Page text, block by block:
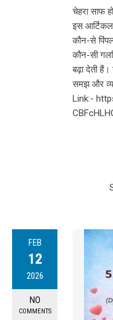
चेहरा साफ
इस
कौन-से
कौन-सी
बढ़ा देती हैं।
समझ और
Link:-
FEB
12
2026
NO
COMMENTS